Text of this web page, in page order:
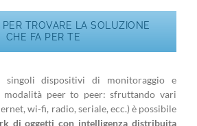
TROVARE LA SOLUZIONE
CHE FA PER TE
singoli dispositivi di monitoraggio e
peer to peer: sfruttando vari
wi-fi, radio, seriale, ecc.) è possibile
di oggetti con intelligenza distribuita